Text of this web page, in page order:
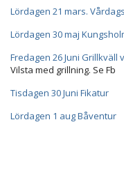
Lördagen 21 mars.
Lördagen 30 maj
Fredagen 26 Juni Grillkväll
Vilsta med grillning. Se Fb
Tisdagen 30 Juni Fikatur
Lördagen 1 aug Båventur